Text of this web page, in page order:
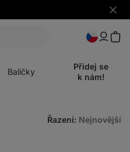
Skrýt
Balíčky
Přidej se
k nám!
Řazení: Nejnovější